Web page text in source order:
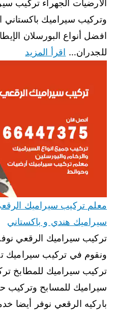
الارضيات الجهراء تركيب
وتركيب سيراميك باكستاني
افضل أنواع البورسلان
للجدران… اقرأ المزيد
سيراميك هندي و باكستاني
تركيب سيراميك الرقعي
ونقوم في تركيب سيراميك
تركيب سيراميك للمطابخ
سيراميك للمسابح وتركيب
باركيه الرقعي نوفر أيضا